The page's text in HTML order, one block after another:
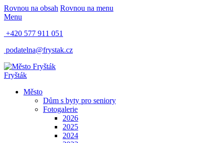
Rovnou na obsah Rovnou na menu
Menu
+420 577 911 051
podatelna@frystak.cz
Fryšták
Město
Dům s byty pro seniory
Fotogalerie
2026
2025
2024